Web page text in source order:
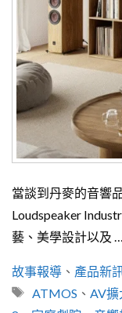
當談到丹麥的音響
Loudspeaker
藝、美學設計以及 …
分
類
故事報導 、 產品新
標
籤
ATMOS 、 AV擴